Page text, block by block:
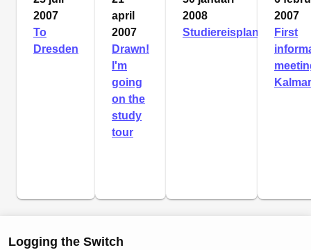
2007
To
Dresden
april
2007
Drawn!
I'm
going
on the
study
tour
2008
Studiereisplanning
2007
First
Kalmar
Logging the Switch